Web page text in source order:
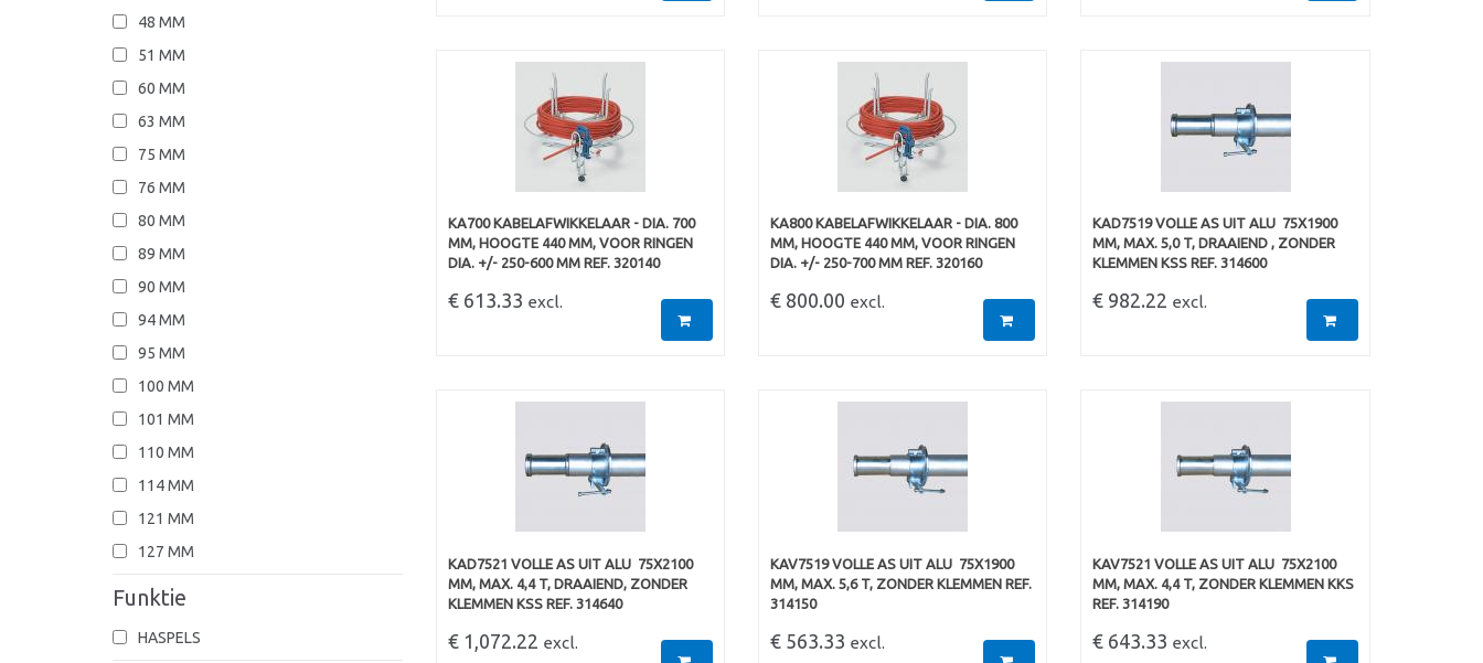
48 MM
51 MM
60 MM
63 MM
75 MM
76 MM
80 MM
89 MM
90 MM
94 MM
95 MM
100 MM
101 MM
110 MM
114 MM
121 MM
127 MM
Funktie
HASPELS
KA700 KABELAFWIKKELAAR - DIA. 700
MM, HOOGTE 440 MM, VOOR RINGEN
DIA. +/- 250-600 MM REF. 320140
€ 613.33 excl.
KA800 KABELAFWIKKELAAR - DIA. 800
MM, HOOGTE 440 MM, VOOR RINGEN
DIA. +/- 250-700 MM REF. 320160
€ 800.00 excl.
KAD7519 VOLLE AS UIT ALU  75X1900
MM, MAX. 5,0 T, DRAAIEND , ZONDER
KLEMMEN KSS REF. 314600
€ 982.22 excl.
KAD7521 VOLLE AS UIT ALU  75X2100
MM, MAX. 4,4 T, DRAAIEND, ZONDER
KLEMMEN KSS REF. 314640
€ 1,072.22 excl.
KAV7519 VOLLE AS UIT ALU  75X1900
MM, MAX. 5,6 T, ZONDER KLEMMEN REF.
314150
€ 563.33 excl.
KAV7521 VOLLE AS UIT ALU  75X2100
MM, MAX. 4,4 T, ZONDER KLEMMEN KKS
REF. 314190
€ 643.33 excl.